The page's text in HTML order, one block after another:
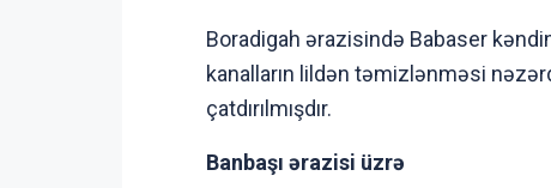
Boradigah ərazisində Babaser
kanalların lildən təmizlənməsi
çatdırılmışdır.
Banbaşı ərazisi üzrə